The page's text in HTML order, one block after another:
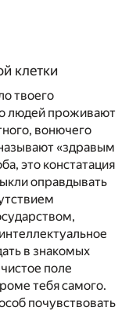
клетки
твоего
людей проживают
вонючего
«здравым
это констатация
оправдывать
в знакомых
поле
тебя самого.
почувствовать